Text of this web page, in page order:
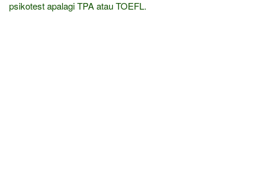
psikotest apalagi TPA atau TOEFL.